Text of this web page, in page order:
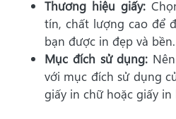
Thương hiệu giấy:
tín, chất lượng cao để
bạn được in đẹp và bền.
Mục đích sử dụng:
với mục đích sử dụng
giấy in chữ hoặc giấy in